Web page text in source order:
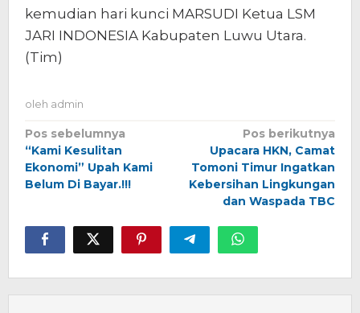
kemudian hari kunci MARSUDI Ketua LSM
JARI INDONESIA Kabupaten Luwu Utara.
(Tim)
oleh admin
Navigasi
pos
Pos sebelumnya
“Kami Kesulitan
Ekonomi” Upah Kami
Belum Di Bayar.!!!
Pos berikutnya
Upacara HKN, Camat
Tomoni Timur Ingatkan
Kebersihan Lingkungan
dan Waspada TBC